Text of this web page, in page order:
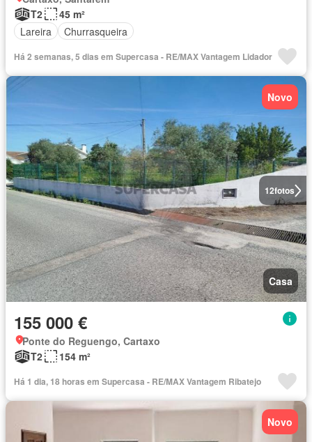
T2
45 m²
Lareira
Churrasqueira
Há 2 semanas, 5 dias em Supercasa - RE/MAX Vantagem Lidador
12fotos
Novo
Casa
155 000 €
Ponte do Reguengo, Cartaxo
T2
154 m²
Há 1 dia, 18 horas em Supercasa - RE/MAX Vantagem Ribatejo
Novo